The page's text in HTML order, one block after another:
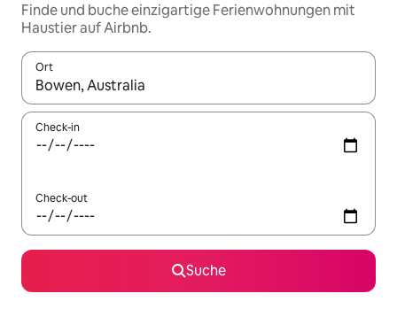
Finde und buche einzigartige Ferienwohnungen mit
Haustier auf Airbnb.
Ort
Wenn Ergebnisse verfügbar sind, navigiere mit den
Check-in
Check-out
Suche